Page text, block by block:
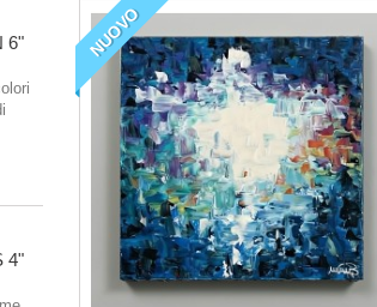
6"
4"
NUOVO